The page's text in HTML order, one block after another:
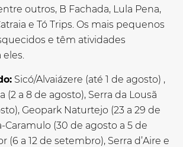
outros, B Fachada, Lula Pena,
e Tó Trips. Os mais pequenos
e têm atividades
eles.
Sicó/Alvaiázere (até 1 de agosto) ,
(2 a 8 de agosto), Serra da Lousã
Geopark Naturtejo (23 a 29 de
Caramulo (30 de agosto a 5 de
(6 a 12 de setembro), Serra d’Aire e